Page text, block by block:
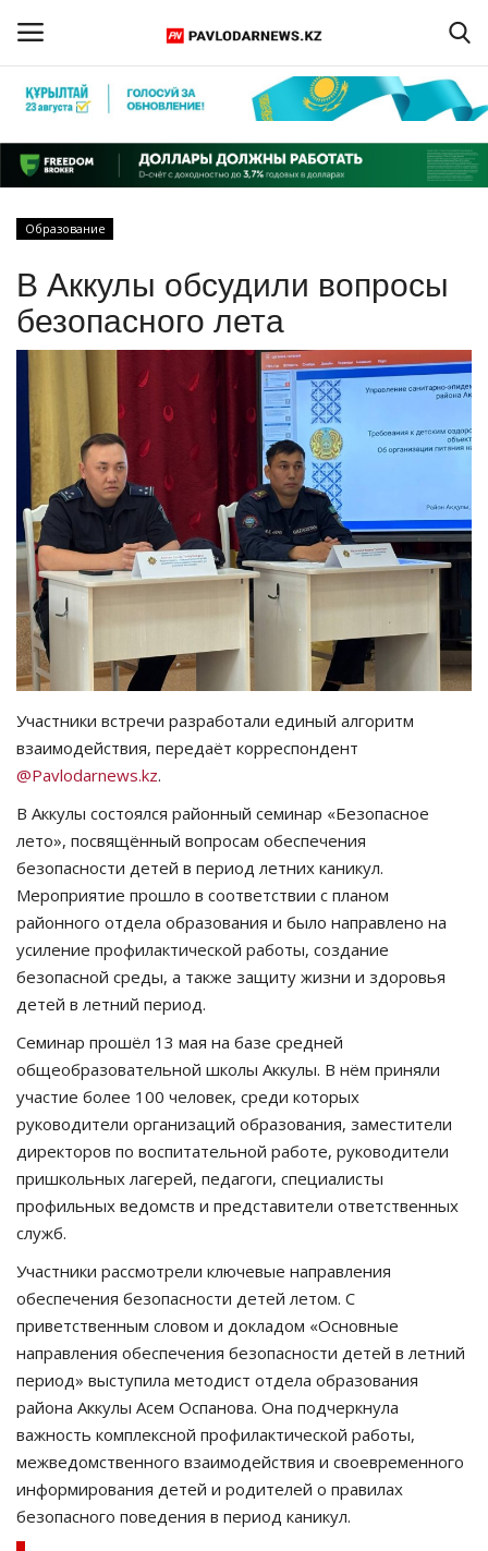
Регистрация
Главная
ПАВЛОДАРСКАЯ ОБЛАСТЬ
КАЗАХСТАН
МИР
СПЕЦПРОЕКТЫ
СПОРТ
Чек-лист
РАЗВЛЕЧЕНИЯ
OFFICIAL
Курултай
Язык
Қазақша Русский
Образование
В Аккулы обсудили вопросы
безопасного лета
Участники встречи разработали единый алгоритм
взаимодействия, передаёт корреспондент
@Pavlodarnews.kz.
В Аккулы состоялся районный семинар «Безопасное
лето», посвящённый вопросам обеспечения
безопасности детей в период летних каникул.
Мероприятие прошло в соответствии с планом
районного отдела образования и было направлено на
усиление профилактической работы, создание
безопасной среды, а также защиту жизни и здоровья
детей в летний период.
Семинар прошёл 13 мая на базе средней
общеобразовательной школы Аккулы. В нём приняли
участие более 100 человек, среди которых
руководители организаций образования, заместители
директоров по воспитательной работе, руководители
пришкольных лагерей, педагоги, специалисты
профильных ведомств и представители ответственных
служб.
Участники рассмотрели ключевые направления
обеспечения безопасности детей летом. С
приветственным словом и докладом «Основные
направления обеспечения безопасности детей в летний
период» выступила методист отдела образования
района Аккулы Асем Оспанова. Она подчеркнула
важность комплексной профилактической работы,
межведомственного взаимодействия и своевременного
информирования детей и родителей о правилах
безопасного поведения в период каникул.